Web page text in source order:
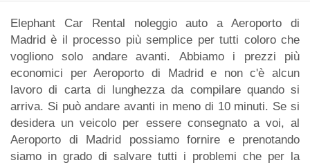
Elephant Car Rental noleggio auto a Aeroporto di
Madrid è il processo più semplice per tutti coloro che
vogliono solo andare avanti. Abbiamo i prezzi più
economici per Aeroporto di Madrid e non c'è alcun
lavoro di carta di lunghezza da compilare quando si
arriva. Si può andare avanti in meno di 10 minuti. Se si
desidera un veicolo per essere consegnato a voi, al
Aeroporto di Madrid possiamo fornire e prenotando
siamo in grado di salvare tutti i problemi che per la